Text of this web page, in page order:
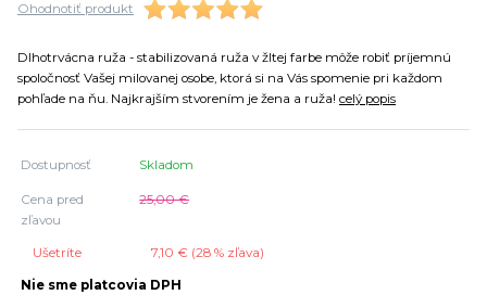
Ohodnotiť produkt
Dlhotrvácna ruža - stabilizovaná ruža v žltej farbe môže robiť príjemnú
spoločnosť Vašej milovanej osobe, ktorá si na Vás spomenie pri každom
pohľade na ňu. Najkrajším stvorením je žena a ruža! celý popis
Dostupnosť Skladom
Cena pred
zľavou
25,00 €
Ušetríte 7,10 € (28% zľava)
Nie sme platcovia DPH